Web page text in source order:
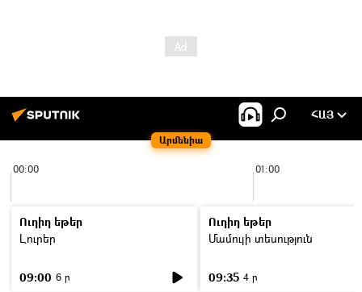
Արմենիա
ՀԱՅ
00:00 01:00
Ուղիղ եթեր
Լուրեր
09:00 6 ր
Ուղիղ եթեր
Մամուլի տեսություն
09:35 4 ր